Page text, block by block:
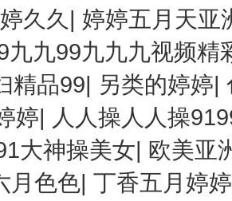
久久 | 婷婷五月天亚
九九99九九九视频精
精品99| 另类的婷婷|
婷| 人人操人人操
大神操美女| 欧美亚
月色色| 丁香五月婷